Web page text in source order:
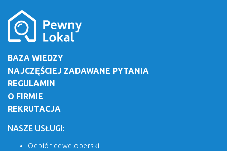
BAZA WIEDZY
NAJCZĘŚCIEJ ZADAWANE PYTANIA
REGULAMIN
O FIRMIE
REKRUTACJA
NASZE USŁUGI:
Odbiór deweloperski